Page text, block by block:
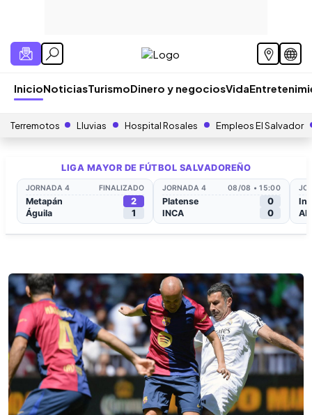
InicioNoticiasTurismoDinero y negociosVida
Terremotos Lluvias Hospital Rosales Empleos El Salvador